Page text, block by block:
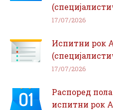
17/07/2026
Испитни рок
17/07/2026
Распоред
испитни рок